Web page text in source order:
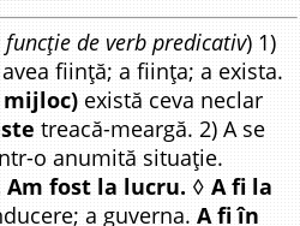
funcție de verb predicativ) 1)
ființă; a ființa; a exista.
mijloc) există ceva neclar
treacă-meargă. 2) A se
o anumită situație.
Am fost la lucru. ◊A fi la
a guverna.A fi în